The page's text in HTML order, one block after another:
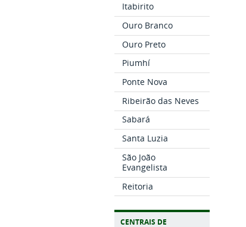
Itabirito
Ouro Branco
Ouro Preto
Piumhí
Ponte Nova
Ribeirão das Neves
Sabará
Santa Luzia
São João
Evangelista
Reitoria
CENTRAIS DE